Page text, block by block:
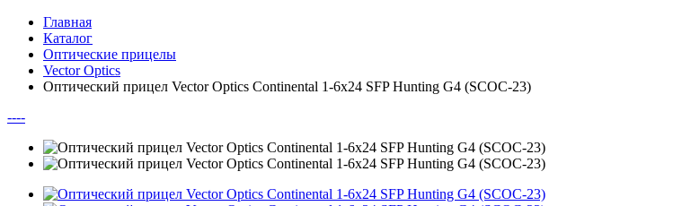
Главная
Каталог
Оптические прицелы
Vector Optics
Оптический прицел Vector Optics Continental 1-6x24 SFP Hunting G4 (SCOC-23)
----